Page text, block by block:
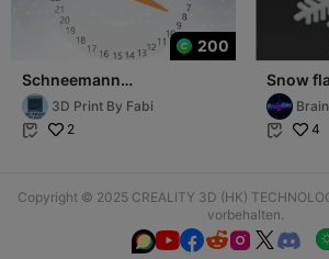
200
Schneemann
Adventskalender
Weinachts deko
3D Print By Fabi
 2
Snow
 4
Copyright © 2025 CREALITY 3D (HK)
vorbehalten.
  